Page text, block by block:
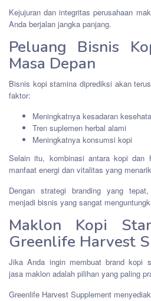
Kejujuran dan integritas perusahaan
Anda berjalan jangka panjang.
Peluang Bisnis
Masa Depan
Bisnis kopi stamina diprediksi akan
faktor:
Meningkatnya kesadaran
Tren suplemen herbal alami
Meningkatnya konsumsi kopi
Selain itu, kombinasi antara kopi dan
manfaat energi dan vitalitas yang
Dengan strategi branding yang
menjadi bisnis yang sangat
Maklon Kopi
Greenlife Harvest
Jika Anda ingin membuat brand kopi
jasa maklon adalah pilihan yang paling
Greenlife Harvest Supplement